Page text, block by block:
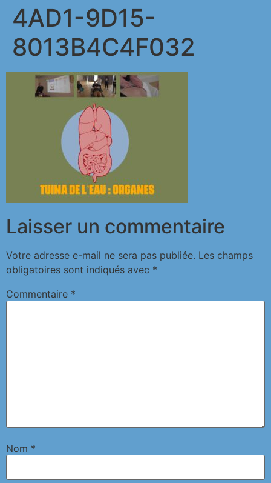
4AD1-9D15-
8013B4C4F032
Laisser un commentaire
Votre adresse e-mail ne sera pas publiée. Les champs
obligatoires sont indiqués avec *
Commentaire *
Nom *